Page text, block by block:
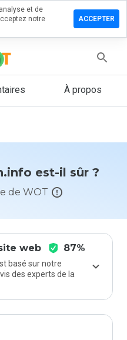
À propos
est-il sûr ?
de WOT
web 87%
basé sur notre
des experts de la
et de
notre
ACCEPTER